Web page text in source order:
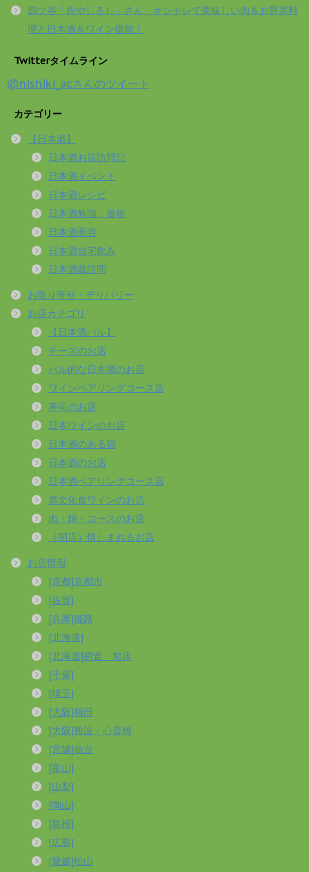
四ツ谷「肉やしるし」さん、オシャレで美味しい肉＆お野菜料
理と日本酒＆ワイン堪能！
Twitterタイムライン
@nishiki_acさんのツイート
カテゴリー
【日本酒】
日本酒お店訪問記
日本酒イベント
日本酒レシピ
日本酒勉強・資格
日本酒美容
日本酒自宅飲み
日本酒蔵訪問
お取り寄せ・デリバリー
お店カテゴリ
【日本酒バル】
チーズのお店
バル的な日本酒のお店
ワインペアリングコース店
寿司のお店
日本ワインのお店
日本酒のある宿
日本酒のお店
日本酒ペアリングコース店
異文化食ワインのお店
肉・鍋・コースのお店
（閉店）惜しまれるお店
お店情報
[京都]京都市
[佐賀]
[兵庫]姫路
[北海道]
[北海道]網走・知床
[千葉]
[埼玉]
[大阪]梅田
[大阪]難波・心斎橋
[宮城]仙台
[富山]
[山梨]
[岡山]
[島根]
[広島]
[愛媛]松山